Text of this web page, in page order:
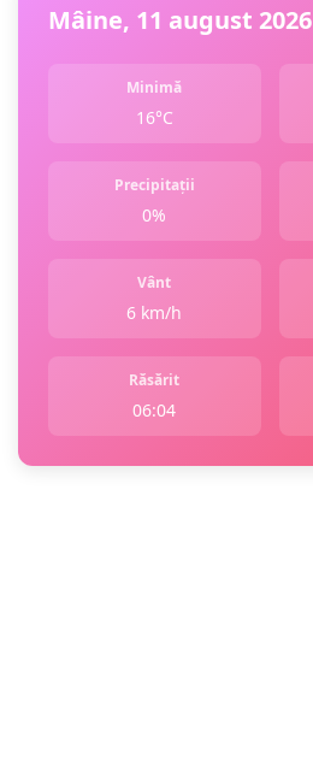
Mâine, 11 august 2026
Minimă
16°C
Precipitații
0%
Vânt
6 km/h
Răsărit
06:04